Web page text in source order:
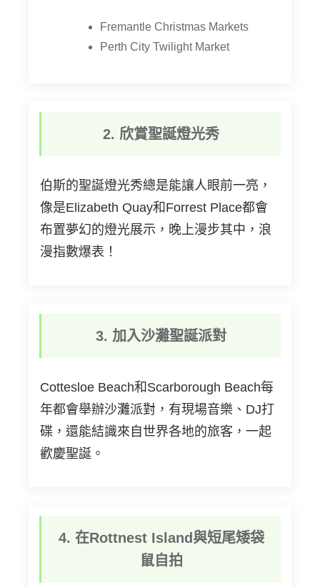
Fremantle Christmas Markets
Perth City Twilight Market
2. 欣賞聖誕燈光秀
伯斯的聖誕燈光秀總是能讓人眼前一亮，
像是Elizabeth Quay和Forrest Place都會
布置夢幻的燈光展示，晚上漫步其中，浪
漫指數爆表！
3. 加入沙灘聖誕派對
Cottesloe Beach和Scarborough Beach每
年都會舉辦沙灘派對，有現場音樂、DJ打
碟，還能結識來自世界各地的旅客，一起
歡慶聖誕。
4. 在Rottnest Island 與短尾矮袋
鼠自拍